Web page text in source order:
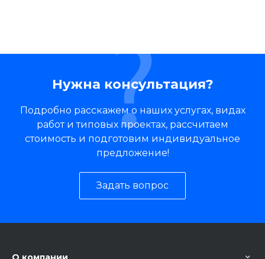
Нужна консультация?
Подробно расскажем о наших услугах, видах
работ и типовых проектах, рассчитаем
стоимость и подготовим индивидуальное
предложение!
Задать вопрос